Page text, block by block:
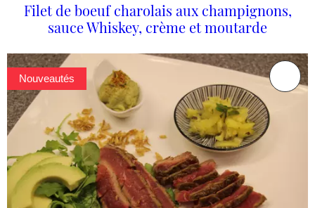
Filet de boeuf charolais aux champignons,
sauce Whiskey, crème et moutarde
Nouveautés